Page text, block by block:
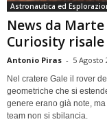
Astronautica ed
News da
Curiosity risale
Antonio Piras - 5 Agosto
Nel cratere Gale il rover
geometriche che si
genere erano già note,
team non si sbilancia.